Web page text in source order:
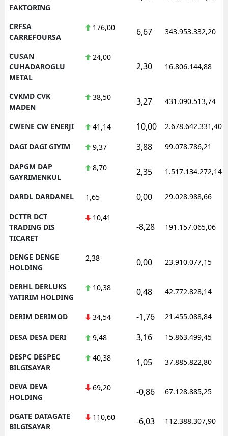
FAKTORING
CRFSA
CARREFOURSA
176,00 6,67 343.953.332,20
CUSAN
CUHADAROGLU
METAL
24,00
2,30 16.806.144,88
CVKMD CVK
MADEN
38,50 3,27 431.090.513,74
CWENE CW ENERJI 41,14 10,00 2.678.642.331,40
DAGI DAGI GIYIM 9,37 3,88 99.078.786,21
DAPGM DAP
GAYRIMENKUL
8,70 2,35 1.517.134.272,14
DARDL DARDANEL 1,65 0,00 29.028.988,66
DCTTR DCT
TRADING DIS
TICARET
10,41
-8,28 191.157.065,06
DENGE DENGE
HOLDING
2,38 0,00 23.910.077,15
DERHL DERLUKS
YATIRIM HOLDING
10,38 0,48 42.772.828,14
DERIM DERIMOD 34,54 -1,76 21.455.088,84
DESA DESA DERI 9,48 3,16 15.863.499,45
DESPC DESPEC
BILGISAYAR
40,38 1,05 37.885.822,80
DEVA DEVA
HOLDING
69,20 -0,86 67.128.885,25
DGATE DATAGATE
BILGISAYAR
110,60 -6,03 112.388.307,90